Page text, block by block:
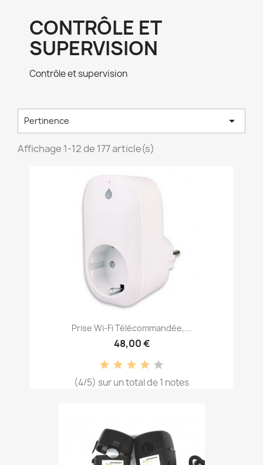
CONTRÔLE ET
SUPERVISION
Contrôle et supervision
Pertinence 
Affichage 1-12 de 177 article(s)
Prise Wi-Fi Télécommandée,...
48,00 €
(4/5) sur un total de 1 notes